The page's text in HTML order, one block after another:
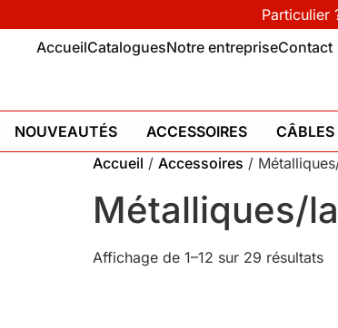
Particulier
AccueilCataloguesNotre entrepriseContact
NOUVEAUTÉS ACCESSOIRES CÂBLES
Accueil / Accessoires /
Métalliques/
Affichage de 1–12 sur 29 résultats